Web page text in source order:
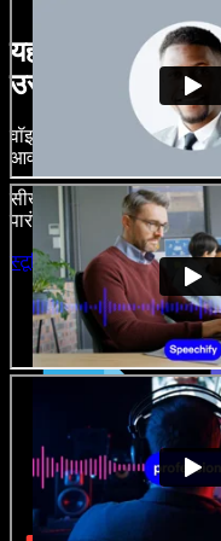
यहाँ Speechify
उसका एक छोटा सा
वॉइस-ओवर बनाएं, रॉयल्टी-
आवाज़ क्लोन करें, और बेहतरीन
सीखने की कोई बाधा नहीं और
पारंपरिक सीमाएँ छोड़ अपने
स्टूडियो लॉन्च करें